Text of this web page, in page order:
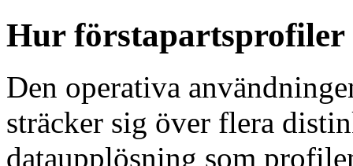
Hur
Den operativa
sträcker sig över flera
dataupplösning som